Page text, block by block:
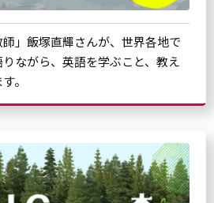
師」飯塚直輝さんが、世界各地で
ながら、英語を学ぶこと、教え
。